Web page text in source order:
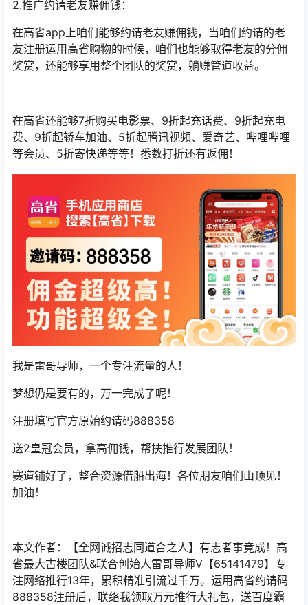
2.推广约请老友赚佣钱：
在高省app上咱们能够约请老友赚佣钱，当咱们约请的老
友注册运用高省购物的时候，咱们也能够取得老友的分佣
奖赏，还能够享用整个团队的奖赏，躺赚管道收益。
在高省还能够7折购买电影票、9折起充话费、9折起充电
费、9折起轿车加油、5折起腾讯视频、爱奇艺、哔哩哔哩
等会员、5折寄快递等等！悉数打折还有返佣！
我是雷哥导师，一个专注流量的人！
梦想仍是要有的，万一完成了呢！
注册填写官方原始约请码888358
送2皇冠会员，拿高佣钱，帮扶推行发展团队！
赛道铺好了，整合资源借船出海！各位朋友咱们山顶见！
加油！
本文作者：【全网诚招志同道合之人】有志者事竟成！高
省最大古楼团队&联合创始人雷哥导师V【65141479】专
注网络推行13年，累积精准引流过千万。运用高省约请码
888358注册后，联络我领取万元推行大礼包，送百度霸